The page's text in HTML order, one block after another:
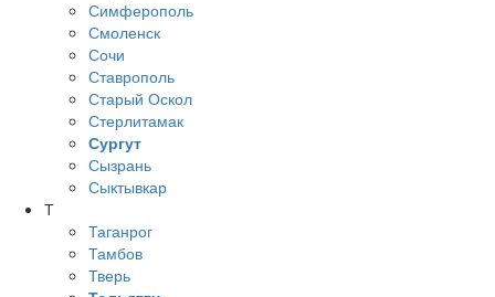
Симферополь
Смоленск
Сочи
Ставрополь
Старый Оскол
Стерлитамак
Сургут
Сызрань
Сыктывкар
Т
Таганрог
Тамбов
Тверь